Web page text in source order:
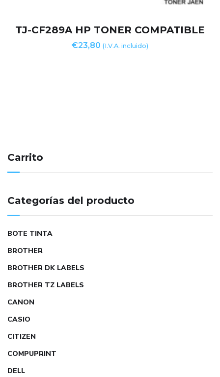
TJ-CF289A HP TONER COMPATIBLE
€23,80 (I.V.A. incluido)
Carrito
Categorías del producto
BOTE TINTA
BROTHER
BROTHER DK LABELS
BROTHER TZ LABELS
CANON
CASIO
CITIZEN
COMPUPRINT
DELL